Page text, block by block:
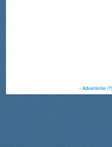
- Advertentie (?)